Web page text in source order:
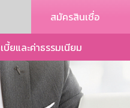
สมัครสินเชื่อ
บี้ยและค่าธรรมเนียม